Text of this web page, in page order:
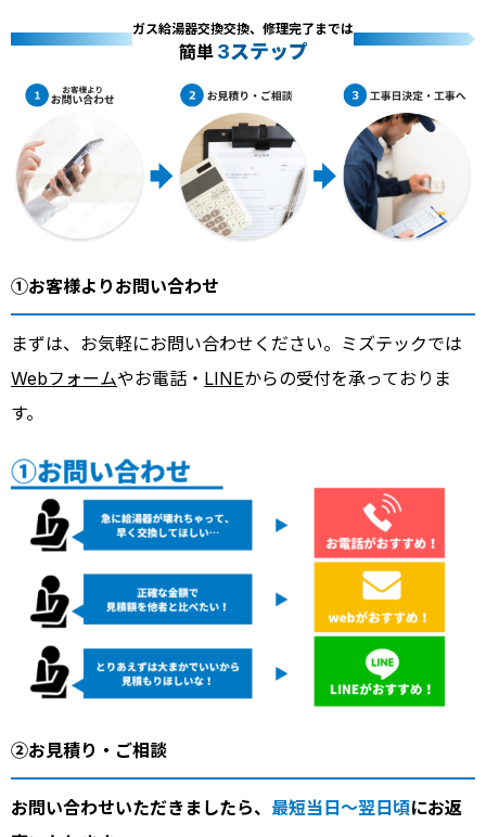
ガス給湯器交換交換、修理完了までは
簡単 3ステップ
①お客様よりお問い合わせ
まずは、お気軽にお問い合わせください。ミズテックでは
Webフォームやお電話・ LINEからの受付を承っておりま
す。
②お見積り・ご相談
お問い合わせいただきましたら、 最短当日～翌日頃にお返